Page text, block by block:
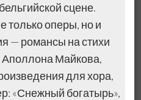
сцене.
только оперы, но и
— романсы на стихи
Майкова,
для хора,
«Снежный богатырь»,